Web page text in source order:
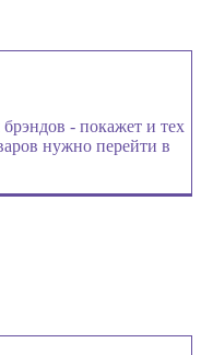
- покажет и тех
нужно перейти в